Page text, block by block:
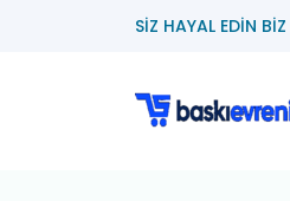
SİZ HAYAL EDİN